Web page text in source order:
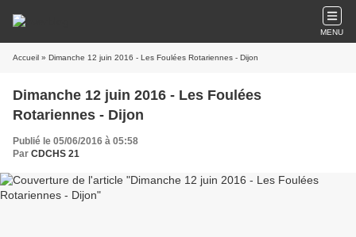
MENU
Accueil » Dimanche 12 juin 2016 - Les Foulées Rotariennes - Dijon
Dimanche 12 juin 2016 - Les Foulées
Rotariennes - Dijon
Publié le 05/06/2016 à 05:58
Par CDCHS 21